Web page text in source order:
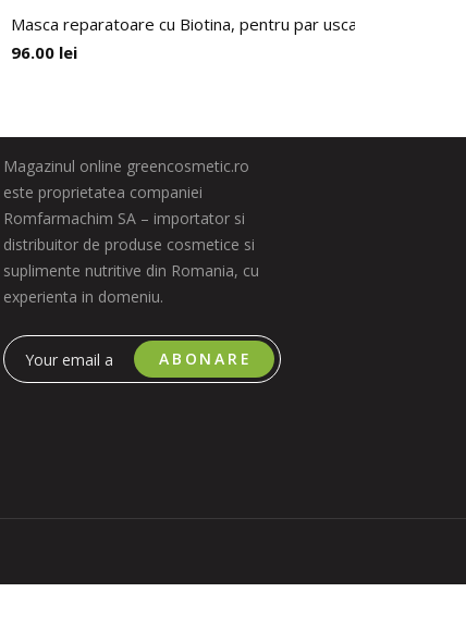
Masca reparatoare cu Biotina, pentru par uscat sau
96.00 lei
Magazinul online greencosmetic.ro
este proprietatea companiei
Romfarmachim SA – importator si
distribuitor de produse cosmetice si
suplimente nutritive din Romania, cu
experienta in domeniu.
ABONARE